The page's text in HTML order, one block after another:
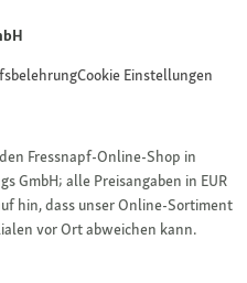
Cookie Einstellungen
Fressnapf-Online-Shop in
GmbH; alle Preisangaben in EUR
hin, dass unser Online-Sortiment
vor Ort abweichen kann.